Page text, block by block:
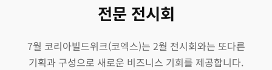
전문 전시회
7월 코리아빌드위크(코엑스)는 2월 전시회와는 또다른
기획과 구성으로 새로운 비즈니스 기회를 제공합니다.